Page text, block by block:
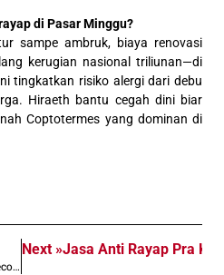
di Pasar Minggu?
sampe ambruk, biaya renovasi
kerugian nasional triliunan—di
tingkatkan risiko alergi dari debu
Hiraeth bantu cegah dini biar
Coptotermes yang dominan di
Mengungkap Fakta di balik Kecoa adalah Hama Terkuat di dunia
Next »Jasa Anti Rayap Pra